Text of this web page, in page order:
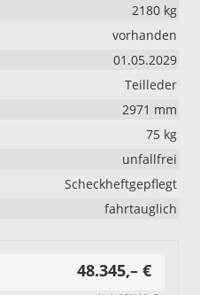
2180 kg
vorhanden
01.05.2029
Teilleder
2971 mm
75 kg
unfallfrei
Scheckheftgepflegt
fahrtauglich
48.345,– €